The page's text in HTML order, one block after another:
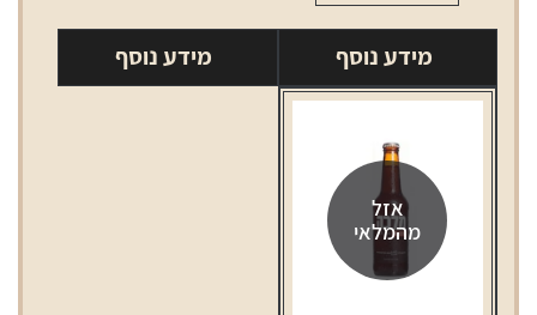
מידע נוסף מידע נוסף
אזל
מהמלאי